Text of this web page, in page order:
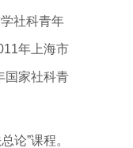
社科青年
年上海市
国家社科青
论”课程。